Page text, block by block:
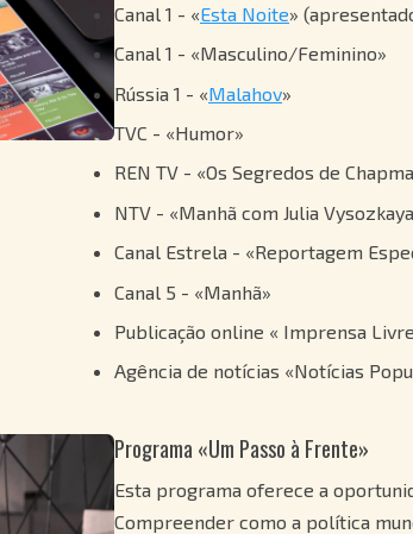
Canal 1 - «Esta Noite»
Canal 1 - «Masculino/Feminino»
Rússia 1 - «Malahov»
TVC - «Humor»
REN TV - «Os Segredos de
NTV - «Manhã com Julia
Canal Estrela - «Reportagem
Canal 5 - «Manhã»
Publicação online « Imprensa
Agência de notícias «Notícias
Programa «Um Passo à Frente»
Esta programa oferece a
Compreender como a política